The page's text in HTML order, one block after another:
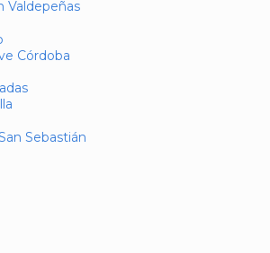
Valdepeñas
Córdoba
Sebastián